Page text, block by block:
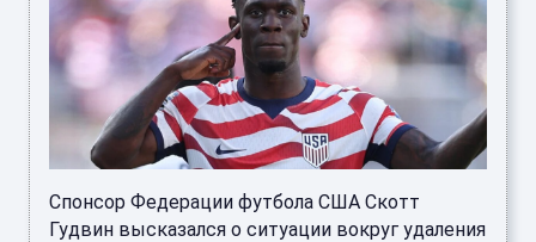
Спонсор Федерации футбола США Скотт
Гудвин высказался о ситуации вокруг удаления